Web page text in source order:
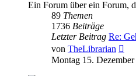
Ein Forum über ein Forum,
89 Themen
1736 Beiträge
Letzter Beitrag Re:
von TheLibrarian
Montag 15.